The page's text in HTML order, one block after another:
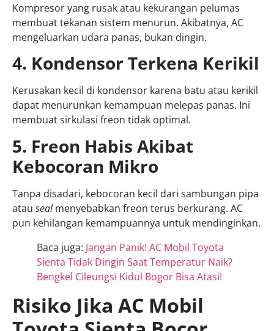
Kompresor yang rusak atau kekurangan pelumas
membuat tekanan sistem menurun. Akibatnya, AC
mengeluarkan udara panas, bukan dingin.
4. Kondensor Terkena Kerikil
Kerusakan kecil di kondensor karena batu atau kerikil
dapat menurunkan kemampuan melepas panas. Ini
membuat sirkulasi freon tidak optimal.
5. Freon Habis Akibat
Kebocoran Mikro
Tanpa disadari, kebocoran kecil dari sambungan pipa
atau sealmenyebabkan freon terus berkurang. AC
pun kehilangan kemampuannya untuk mendinginkan.
Baca juga: Jangan Panik! AC Mobil Toyota
Sienta Tidak Dingin Saat Temperatur Naik?
Bengkel Cileungsi Kidul Bogor Bisa Atasi!
Risiko Jika AC Mobil